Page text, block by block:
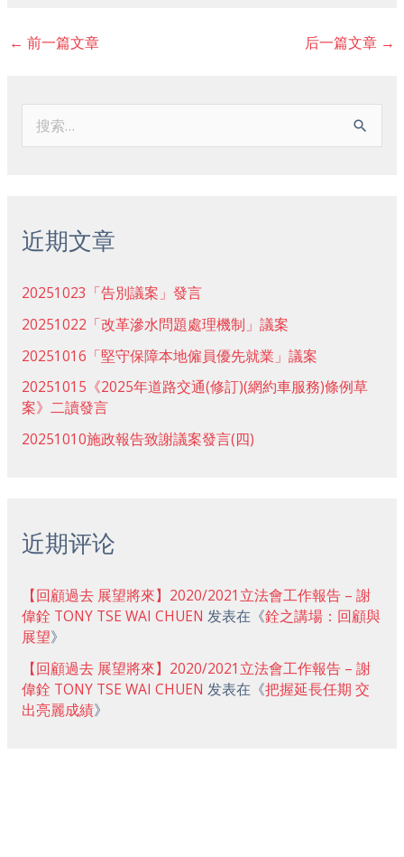
← 前一篇文章 后一篇文章 →
近期文章
20251023「告別議案」發言
20251022「改革滲水問題處理機制」議案
20251016「堅守保障本地僱員優先就業」議案
20251015《2025年道路交通(修訂)(網約車服務)條例草
案》二讀發言
20251010施政報告致謝議案發言(四)
近期评论
【回顧過去 展望將來】2020/2021立法會工作報告 – 謝
偉銓 TONY TSE WAI CHUEN 发表在《銓之講場：回顧與
展望》
【回顧過去 展望將來】2020/2021立法會工作報告 – 謝
偉銓 TONY TSE WAI CHUEN 发表在《把握延長任期 交
出亮麗成績》